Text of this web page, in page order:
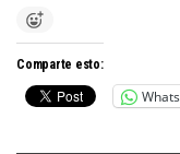
Comparte esto: